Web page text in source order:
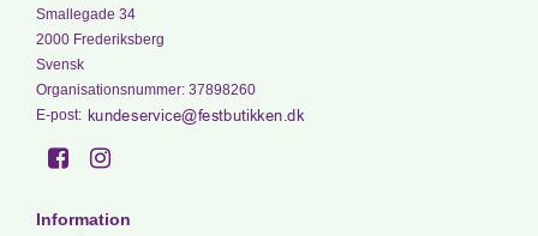
Smallegade 34
2000 Frederiksberg
Svensk
Organisationsnummer: 37898260
E-post:
Information